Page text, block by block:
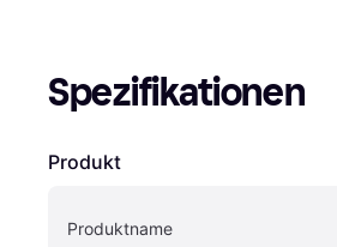
Spezifikationen
Produkt
Produktname